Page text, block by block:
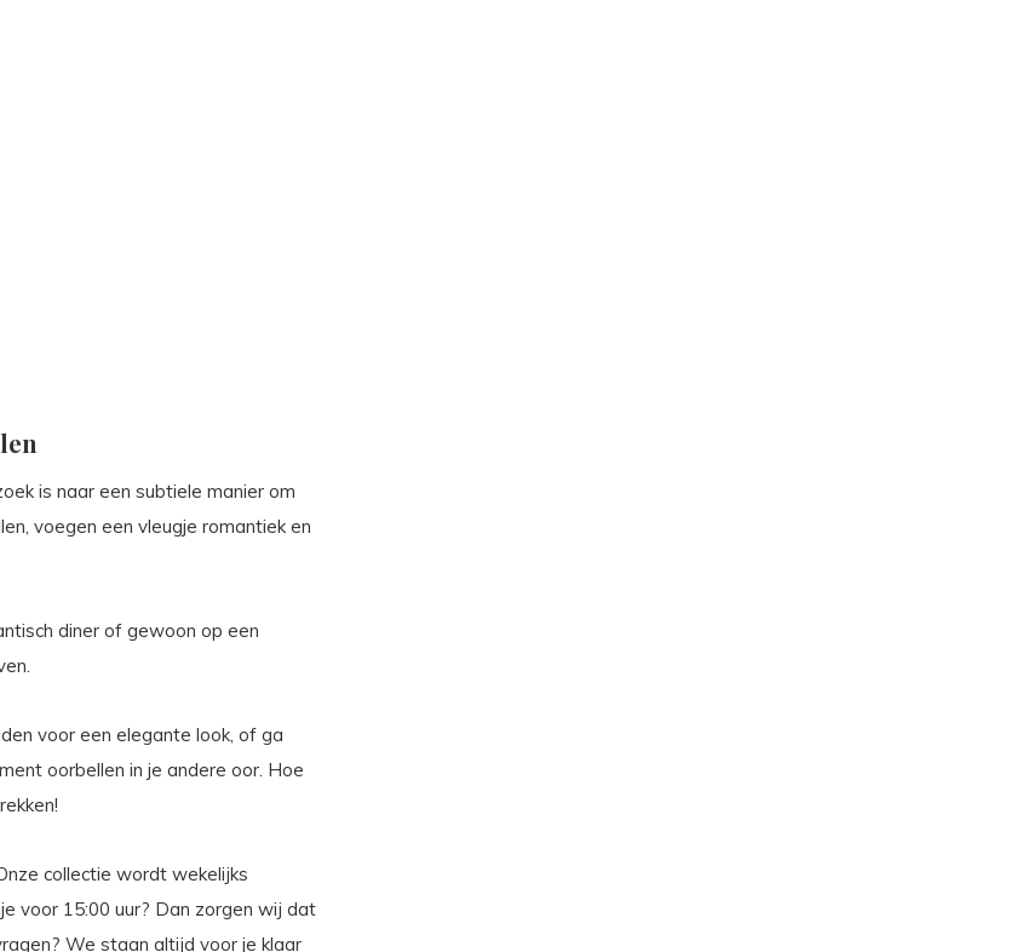
is naar een subtiele manier om
voegen een vleugje romantiek en
diner of gewoon op een
voor een elegante look, of ga
oorbellen in je andere oor. Hoe
collectie wordt wekelijks
voor 15:00 uur? Dan zorgen wij dat
We staan altijd voor je klaar